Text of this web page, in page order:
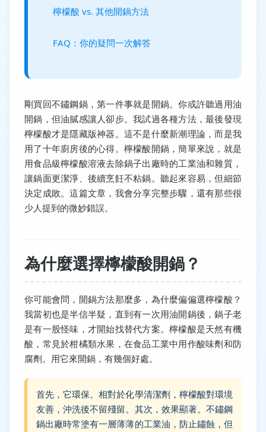
檸檬酸 vs. 其他開鍋方法
FAQ：你的疑問一次解答
剛買回不鏽鋼鍋，第一件事就是開鍋。你或許聽過用油
開鍋，但油膩感讓人卻步。我試過各種方法，最後發現
檸檬酸才是隱藏版神器。這不是什麼新潮理論，而是我
用了十年廚房後的心得。檸檬酸開鍋，簡單來說，就是
用食品級檸檬酸溶液去除鍋子出廠時的工業油和雜質，
讓鍋面更潔淨、後續烹飪不粘鍋。聽起來容易，但細節
決定成敗。這篇文章，我會分享完整步驟，還有那些很
少人提到的微妙錯誤。
為什麼選擇檸檬酸開鍋？
你可能會問，開鍋方法那麼多，為什麼偏偏選檸檬酸？
我當初也是半信半疑，直到有一次用油開鍋後，鍋子老
是有一股怪味，才開始找替代方案。檸檬酸是天然有機
酸，常見於柑橘類水果，在食品工業中用作酸味劑和防
腐劑。用它來開鍋，有幾個好處。
首先，它環保。相對於化學清潔劑，檸檬酸對環境
友善，沖洗後不留殘留。其次，效果顯著。不鏽鋼
鍋出廠時常塗有一層薄薄的工業油，防止鏽蝕，但